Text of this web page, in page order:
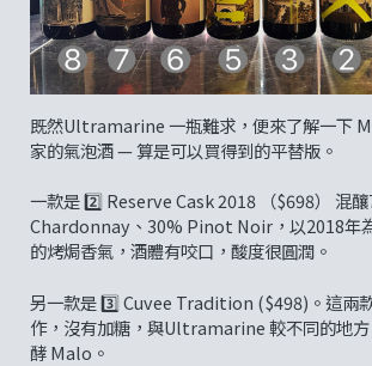
既然Ultramarine 一瓶難求，便來了解一下
家的氣泡酒 — 算是可以買得到的平替版。
一款是 2️⃣ Reserve Cask 2018 （$698） 混
Chardonnay、30% Pinot Noir，以2018年
的烤焗香氣，酒體有咬口，酸度很圓潤。
另一款是 3️⃣ Cuvee Tradition ($498)。這兩
作，沒有加糖，與Ultramarine 較不同的地
酵 Malo。